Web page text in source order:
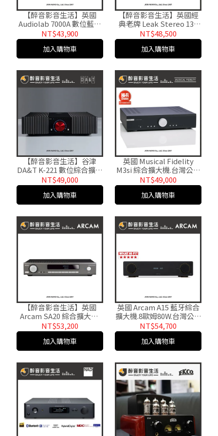
【醉音影音生活】英國
Audiolab 7000A 數位藍牙
DAC綜合擴大機.迎家代理
公司貨
NT$43,900
加入購物車
【醉音影音生活】英國經
典老牌 Leak Stereo 130
胡桃木殼特仕版 綜合擴大
機.台灣公司貨
NT$48,500
加入購物車
【醉音影音生活】谷津
DA&T K-221 數位綜合擴大
機.原廠公司貨
NT$49,000
加入購物車
英國 Musical Fidelity
M3si 綜合擴大機.台灣公司
貨 醉音影音生活
NT$49,000
加入購物車
【醉音影音生活】英國
Arcam SA20 綜合擴大機.
光纖/同軸/內建唱放.台灣
公司貨
NT$53,200
加入購物車
英國 Arcam A15 藍牙綜合
擴大機.8歐姆80W.台灣公司
貨 醉音影音生活
NT$54,700
加入購物車